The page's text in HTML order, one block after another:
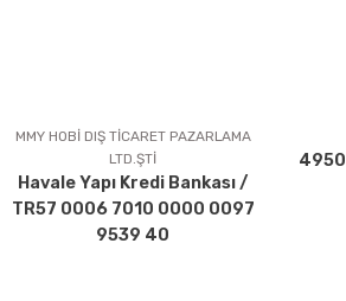
Ürün açıklamasında eksik bilgiler
Ürün bilgilerinde hatalar bulunuyor.
Ürün fiyatı diğer sitelerden daha pahalı.
Bu ürüne benzer farklı alternatifler olmalı.
MMY HOBİ DIŞ TİCARET PAZARLAMA
LTD.ŞTİ
Havale Yapı Kredi Bankası /
TR57 0006 7010 0000 0097
9539 40